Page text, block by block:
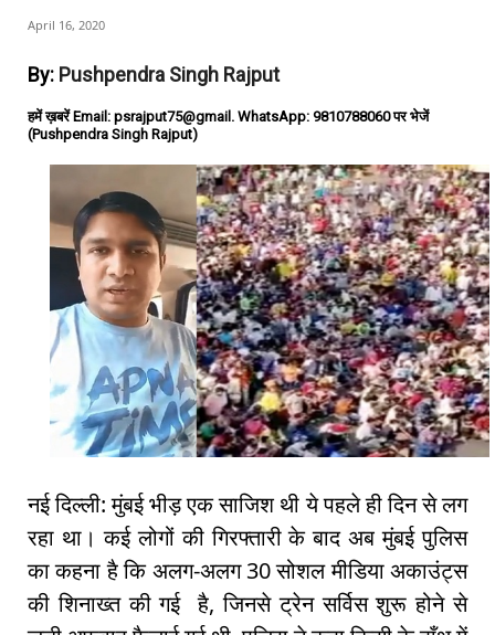
April 16, 2020
By: Pushpendra Singh Rajput
हमें ख़बरें Email: psrajput75@gmail. WhatsApp: 9810788060 पर भेजें
(Pushpendra Singh Rajput)
नई दिल्ली: मुंबई भीड़ एक साजिश थी ये पहले ही दिन से लग
रहा था। कई लोगों की गिरफ्तारी के बाद अब मुंबई पुलिस
का कहना है कि अलग-अलग 30 सोशल मीडिया अकाउंट्स
की शिनाख्त की गई है, जिनसे ट्रेन सर्विस शुरू होने से